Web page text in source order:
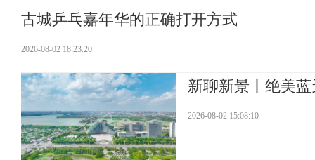
古城乒乓嘉年华的正确打开方式
2026-08-02 18:23:20
新聊新景丨绝美
2026-08-02 15:08:10